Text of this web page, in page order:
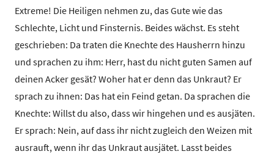
Extreme! Die Heiligen nehmen zu, das Gute wie das
Schlechte, Licht und Finsternis. Beides wächst. Es steht
geschrieben: Da traten die Knechte des Hausherrn hinzu
und sprachen zu ihm: Herr, hast du nicht guten Samen auf
deinen Acker gesät? Woher hat er denn das Unkraut? Er
sprach zu ihnen: Das hat ein Feind getan. Da sprachen die
Knechte: Willst du also, dass wir hingehen und es ausjäten.
Er sprach: Nein, auf dass ihr nicht zugleich den Weizen mit
ausrauft, wenn ihr das Unkraut ausjätet. Lasst beides